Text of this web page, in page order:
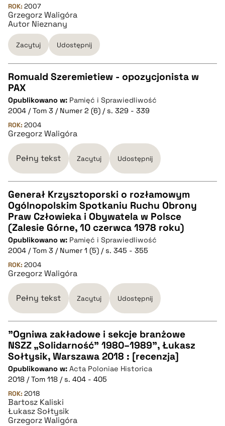
BIBTEX
pobierz cytat
ROK: 2007
Grzegorz Waligóra
Autor Nieznany
Zacytuj Udostępnij
CZYSTY TEKST
pobierz cytat
BIBTEX
pobierz cytat
Romuald Szeremietiew - opozycjonista w
PAX
Opublikowano w: Pamięć i Sprawiedliwość
2004 / Tom 3 / Numer 2 (6) / s. 329 - 339
ROK: 2004
Grzegorz Waligóra
Pełny tekst Zacytuj Udostępnij
CZYSTY TEKST
pobierz cytat
BIBTEX
pobierz cytat
Generał Krzysztoporski o rozłamowym
Ogólnopolskim Spotkaniu Ruchu Obrony
Praw Człowieka i Obywatela w Polsce
(Zalesie Górne, 10 czerwca 1978 roku)
Opublikowano w: Pamięć i Sprawiedliwość
2004 / Tom 3 / Numer 1 (5) / s. 345 - 355
ROK: 2004
Grzegorz Waligóra
Pełny tekst Zacytuj Udostępnij
CZYSTY TEKST
pobierz cytat
BIBTEX
"Ogniwa zakładowe i sekcje branżowe
NSZZ „Solidarność” 1980–1989", Łukasz
Sołtysik, Warszawa 2018 : [recenzja]
Opublikowano w: Acta Poloniae Historica
2018 / Tom 118 / s. 404 - 405
ROK: 2018
Bartosz Kaliski
Łukasz Sołtysik
Grzegorz Waligóra